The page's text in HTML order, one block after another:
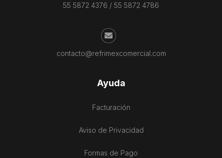
55 5872 4376 / 55 5872 4786
contacto@refrimexcomercial.com
Ayuda
Facturación
Aviso de Privacidad
Formas de Pago